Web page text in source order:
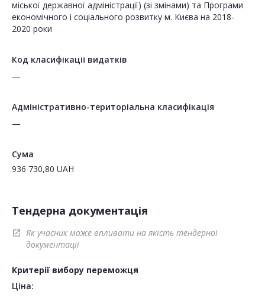
міської державної адміністрації) (зі змінами) та Програми
економічного і соціального розвитку м. Києва на 2018-
2020 роки
Код класифікації видатків
—
Адміністративно-територіальна класифікація
—
Сума
936 730,80 UAH
Тендерна документація
open_in_new
Як учасник може впливати на якість тендерної
документації
Критерії вибору переможця
Ціна: